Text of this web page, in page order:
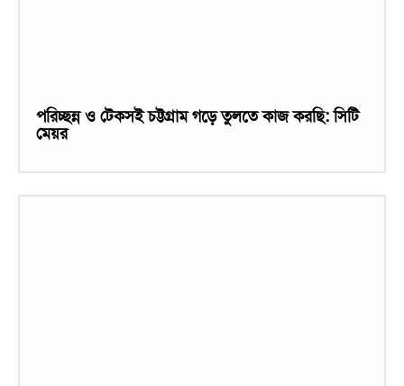
পরিচ্ছন্ন ও টেকসই চট্টগ্রাম গড়ে তুলতে কাজ করছি: সিটি
মেয়র